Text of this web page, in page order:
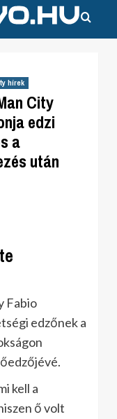
hírek
City
edzi
a
után
Fabio
edzőnek a
kell a
ő volt